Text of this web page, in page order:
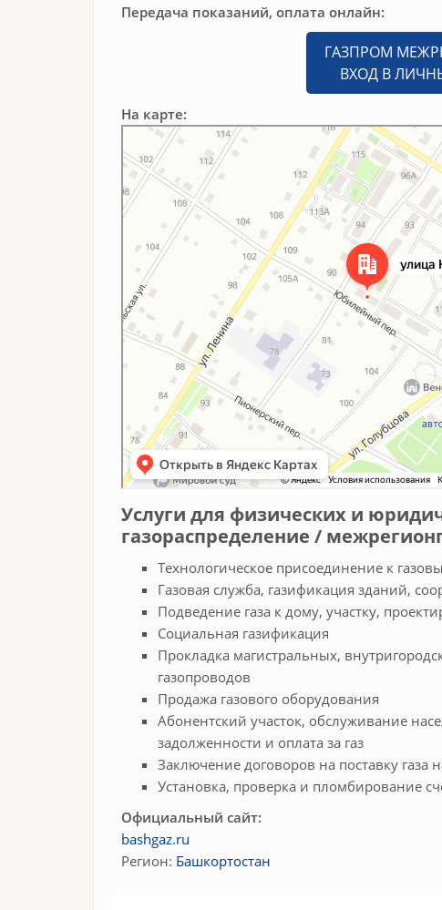
Передача показаний, оплата онлайн:
ГАЗПРОМ
ВХОД В
На карте:
Яндекс Карты
Улица Красных Партизан, 87 — Яндекс Карты
Услуги для физических и
газораспределение /
Технологическое присоединение к
Газовая служба, газификация зданий,
Подведение газа к дому, участку,
Социальная газификация
Прокладка магистральных,
газопроводов
Продажа газового оборудования
Абонентский участок, обслуживание
задолженности и оплата за газ
Заключение договоров на поставку газа
Установка, проверка и пломбирование
Официальный сайт:
bashgaz.ru
Регион: Башкортостан